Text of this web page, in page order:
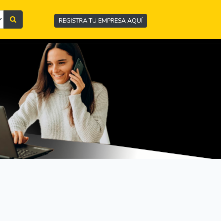
REGISTRA TU EMPRESA AQUÍ